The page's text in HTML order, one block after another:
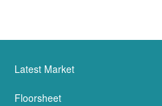
Latest Market
Floorsheet